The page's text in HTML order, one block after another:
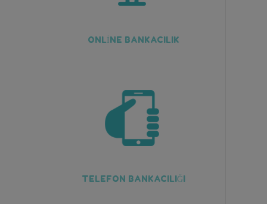
ONLİNE BANKACILIK
TELEFON BANKACILIĞI